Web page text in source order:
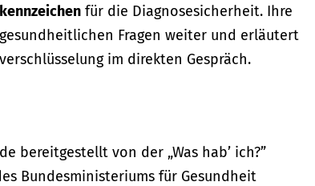
für die Diagnosesicherheit. Ihre
Fragen weiter und erläutert
im direkten Gespräch.
bereitgestellt von der „Was hab’ ich?”
Bundesministeriums für Gesundheit